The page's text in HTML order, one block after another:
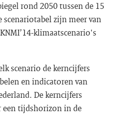
rond 2050 tussen de 15
zijn meer van
klimaatscenario's
scenario de kerncijfers
en indicatoren van
De kerncijfers
een tijdshorizon in de